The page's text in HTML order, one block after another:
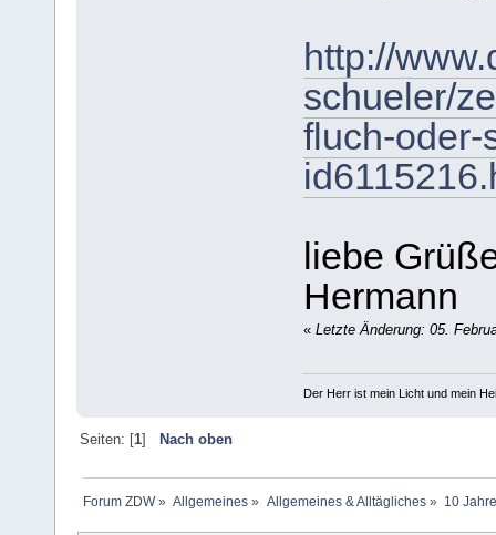
http://
schueler/
fluch-oder-
liebe
Hermann
« Letzte Änderung: 05.
Der Herr ist mein Licht und mein
Seiten: [1] Nach oben
Forum ZDW» Allgemeines » Allgemeines & Alltägliches» 10